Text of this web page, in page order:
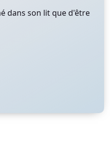
dans son lit que d'être